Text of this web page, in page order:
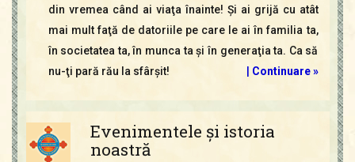
din vremea când ai viaţa înainte! Şi ai grijă cu atât
mai mult faţă de datoriile pe care le ai în familia ta,
în societatea ta, în munca ta şi în generaţia ta. Ca să
nu-ţi pară rău la sfârşit!
| Continuare »
Evenimentele şi istoria
noastră